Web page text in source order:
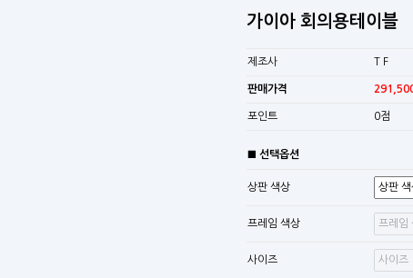
가이아 회의용테이블
제조사 T F
판매가격
포인트 0점
■ 선택옵션
상판 색상
프레임 색상
사이즈